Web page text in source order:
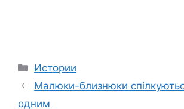
Categories
Истории
Малюки-близнюки
одним